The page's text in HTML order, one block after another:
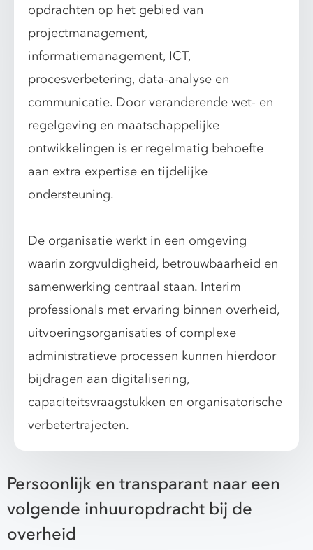
opdrachten op het gebied van
projectmanagement,
informatiemanagement, ICT,
procesverbetering, data-analyse en
communicatie. Door veranderende wet- en
regelgeving en maatschappelijke
ontwikkelingen is er regelmatig behoefte
aan extra expertise en tijdelijke
ondersteuning.
De organisatie werkt in een omgeving
waarin zorgvuldigheid, betrouwbaarheid en
samenwerking centraal staan. Interim
professionals met ervaring binnen overheid,
uitvoeringsorganisaties of complexe
administratieve processen kunnen hierdoor
bijdragen aan digitalisering,
capaciteitsvraagstukken en organisatorische
verbetertrajecten.
Persoonlijk en transparant naar een
volgende inhuuropdracht bij de
overheid